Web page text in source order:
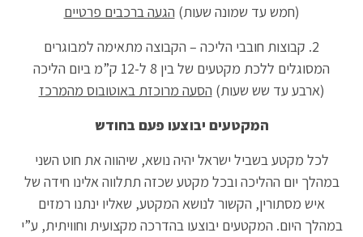
(חמש עד שמונה שעות) הגעה ברכבים פרטיים
2. קבוצות חובבי הליכה – הקבוצה מתאימה למבוגרים
המסוגלים ללכת מקטעים של בין 8 ל-12 ק”מ ביום הליכה
(ארבע עד שש שעות) הסעה מרוכזת באוטובוס מהמרכז
המקטעים יבוצעו פעם בחודש
לכל מקטע בשביל ישראל יהיה נושא, שיהווה את חוט השני
במהלך יום ההליכה ובכל מקטע שכזה תתלווה אלינו חידה של
איש מסתורין, הקשור לנושא המקטע, שאליו ינתנו רמזים
במהלך היום. המקטעים יבוצעו בהדרכה מקצועית וחוויתית, ע”י